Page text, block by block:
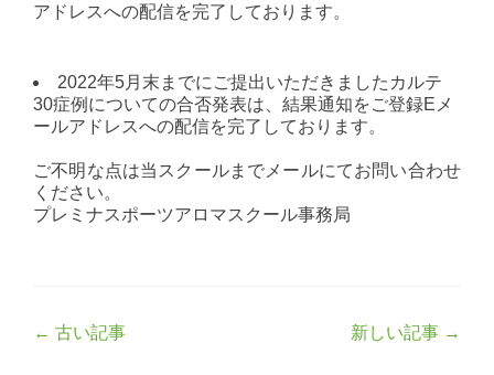
アドレスへの配信を完了しております。
2022年5月末までにご提出いただきましたカルテ
30症例についての合否発表は、結果通知をご登録Eメ
ールアドレスへの配信を完了しております。
ご不明な点は当スクールまでメールにてお問い合わせ
ください。
プレミナスポーツアロマスクール事務局
Post
← 古い記事 新しい記事 →